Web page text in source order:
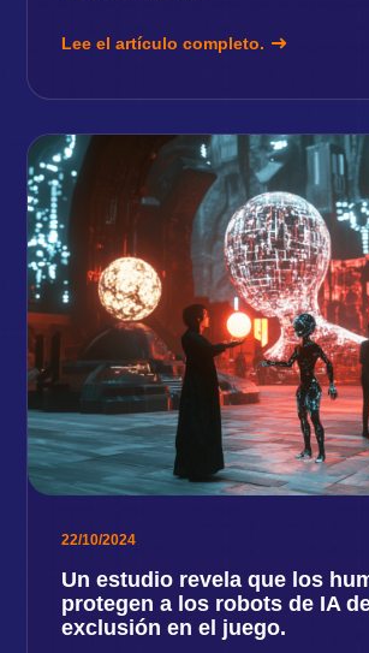
Lee el artículo completo.
22/10/2024
Un estudio revela que los
protegen a los robots de IA
exclusión en el juego.